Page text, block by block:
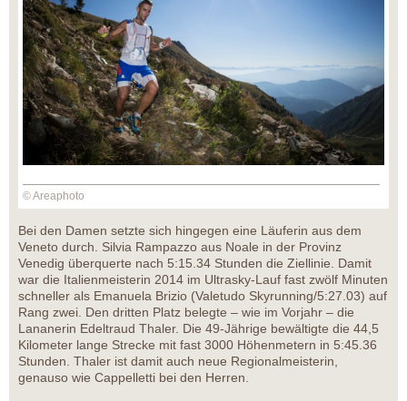
© Areaphoto
Bei den Damen setzte sich hingegen eine Läuferin aus dem
Veneto durch. Silvia Rampazzo aus Noale in der Provinz
Venedig überquerte nach 5:15.34 Stunden die Ziellinie. Damit
war die Italienmeisterin 2014 im Ultrasky-Lauf fast zwölf Minuten
schneller als Emanuela Brizio (Valetudo Skyrunning/5:27.03) auf
Rang zwei. Den dritten Platz belegte – wie im Vorjahr – die
Lananerin Edeltraud Thaler. Die 49-Jährige bewältigte die 44,5
Kilometer lange Strecke mit fast 3000 Höhenmetern in 5:45.36
Stunden. Thaler ist damit auch neue Regionalmeisterin,
genauso wie Cappelletti bei den Herren.